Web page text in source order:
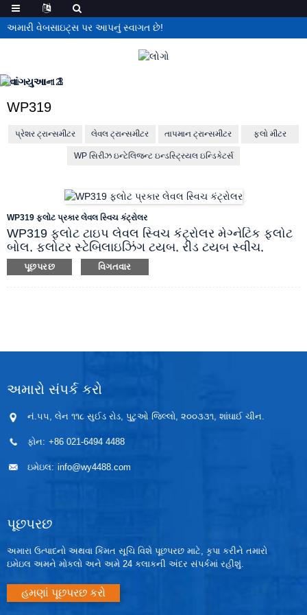
અમારી વેબસાઇટ્સ પર આપનું સ્વાગત છે!
WP319
પ્રેશર ટ્રાન્સમીટર લેવલ ટ્રાન્સમીટર તાપમાન ટ્રાન્સમીટર ફ્લો મીટર
WP સિરીઝ ઇન્ટેલિજન્ટ ઇન્ડસ્ટ્રિયલ ઇન્ડિકેટર્સ
WP319 ફ્લોટ પ્રકાર લેવલ સ્વિચ કંટ્રોલર
WP319 ફ્લોટ ટાઇપ લેવલ સ્વિચ કંટ્રોલર મેગ્નેટિક ફ્લોટ
બોલ, ફ્લોટર સ્ટેબિલાઇઝિંગ ટ્યુબ, રીડ ટ્યુબ સ્વીચ,
વિસ્ફોટ પ્રૂફ વાયર-કનેક્ટિંગ બોક્સ અને ફિક્સિંગ
ઘટકોથી બનેલું છે. મેગ્નેટિક ફ્લોટ બોલ પ્રવાહી સ્તર સાથે
છે, નિયંત્રણ માટે ખૂબ જ સલામત છે.
પૂછપરછ વિગતવાર
અમારો સંપર્ક કરો
નં.૫૫, લેન ૧૧૮ સુઈડ રોડ, પુટુઓ જિલ્લો, ૨૦૦૩૩૧, શાંઘાઈ ચીન.
ફોન: +86 021-6494 4488
ઇમેઇલ: info@wy4488.com
પૂછપરછ
અમારા ઉત્પાદનો અથવા કિંમત સૂચિ વિશે પૂછપરછ માટે, કૃપા કરીને તમારો
ઇમેઇલ અમને મોકલો અને અમે 24 કલાકની અંદર સંપર્કમાં રહીશું.
હમણાં પૂછપરછ કરો